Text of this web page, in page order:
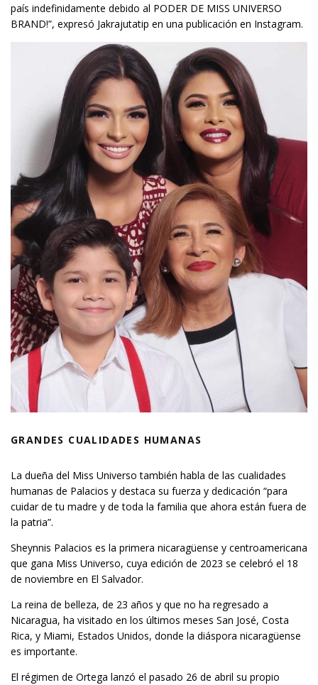
país indefinidamente debido al PODER DE MISS UNIVERSO
BRAND!”, expresó Jakrajutatip en una publicación en Instagram.
GRANDES CUALIDADES HUMANAS
La dueña del Miss Universo también habla de las cualidades
humanas de Palacios y destaca su fuerza y dedicación “para
cuidar de tu madre y de toda la familia que ahora están fuera de
la patria”.
Sheynnis Palacios es la primera nicaragüense y centroamericana
que gana Miss Universo, cuya edición de 2023 se celebró el 18
de noviembre en El Salvador.
La reina de belleza, de 23 años y que no ha regresado a
Nicaragua, ha visitado en los últimos meses San José, Costa
Rica, y Miami, Estados Unidos, donde la diáspora nicaragüense
es importante.
El régimen de Ortega lanzó el pasado 26 de abril su propio